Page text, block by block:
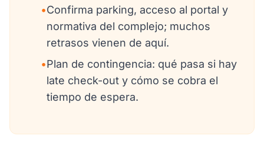
•Confirma parking, acceso al portal y
normativa del complejo; muchos
retrasos vienen de aquí.
•Plan de contingencia: qué pasa si hay
late check-out y cómo se cobra el
tiempo de espera.